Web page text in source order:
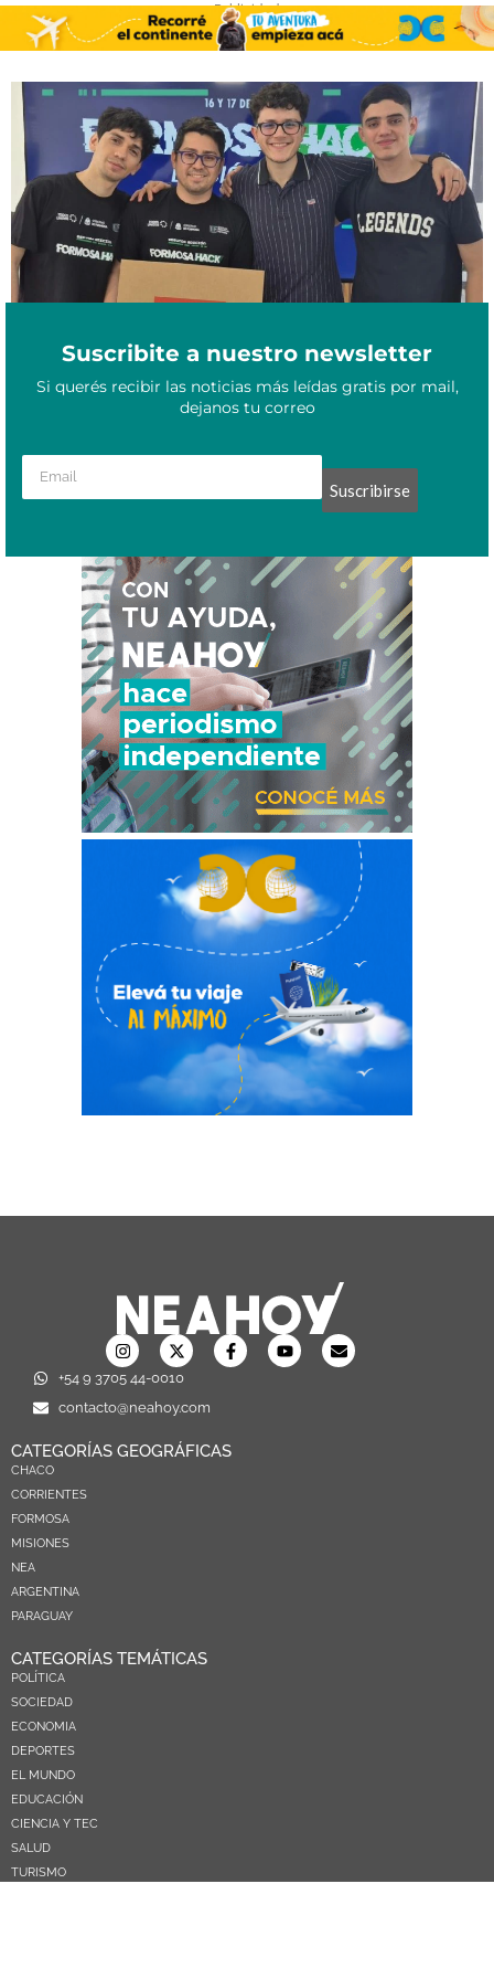
- Publicidad -
Innovar para transformar: programadores formoseños brillaron en
FormosaHack 2025
Octubre 18, 2025
Suscribite a nuestro newsletter
Si querés recibir las noticias más leídas gratis por mail,
dejanos tu correo
Suscribirse
+54 9 3705 44-0010
contacto@neahoy.com
CATEGORÍAS GEOGRÁFICAS
CHACO
CORRIENTES
FORMOSA
MISIONES
NEA
ARGENTINA
PARAGUAY
CATEGORÍAS TEMÁTICAS
POLÍTICA
SOCIEDAD
ECONOMIA
DEPORTES
EL MUNDO
EDUCACIÓN
CIENCIA Y TEC
SALUD
TURISMO